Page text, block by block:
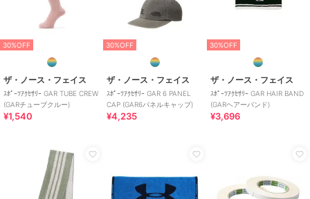
30%OFF
ザ・ノース・フェイス
ｽﾎﾟｰﾂｱｸｾｻﾘｰ GAR TUBE CREW
(GARチューブクルー)
¥1,540
30%OFF
ザ・ノース・フェイス
ｽﾎﾟｰﾂｱｸｾｻﾘｰ GAR 6 PANEL
CAP (GAR6パネルキャップ)
¥4,235
30%OFF
ザ・ノース・フェイス
ｽﾎﾟｰﾂｱｸｾｻﾘｰ GAR HAIR BAND
(GARヘアーバンド)
¥3,696